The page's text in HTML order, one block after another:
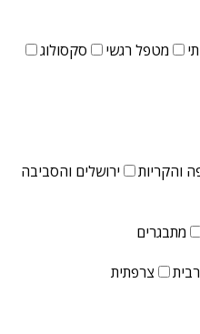
מטפל רגשי
סקסולוג
והקריות ירושלים והסביבה
מתבגרים
צרפתית